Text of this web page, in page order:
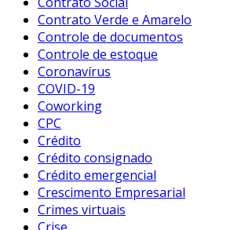
Contrato Verde e Amarelo
Controle de documentos
Controle de estoque
Coronavírus
COVID-19
Coworking
CPC
Crédito
Crédito consignado
Crédito emergencial
Crescimento Empresarial
Crimes virtuais